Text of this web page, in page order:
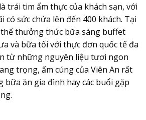
trái tim ẩm thực của khách sạn, với
có sức chứa lên đến 400 khách. Tại
thể thưởng thức bữa sáng buffet
và bữa tối với thực đơn quốc tế đa
từ những nguyên liệu tươi ngon
trọng, ấm cúng của Viên An rất
bữa ăn gia đình hay các buổi gặp